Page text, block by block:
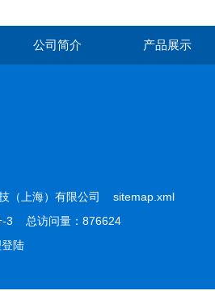
公司简介 产品展示
（上海）有限公司 sitemap.xml
3 总访问量：876624
陆